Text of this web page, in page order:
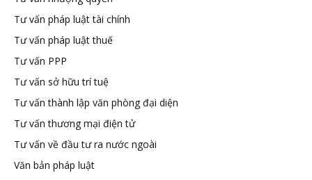
Tư vấn pháp luật tài chính
Tư vấn pháp luật thuế
Tư vấn PPP
Tư vấn sở hữu trí tuệ
Tư vấn thành lập văn phòng đại diện
Tư vấn thương mại điện tử
Tư vấn về đầu tư ra nước ngoài
Văn bản pháp luật